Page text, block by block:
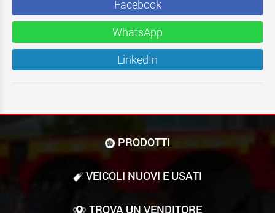
Facebook
WhatsApp
LinkedIn
PRODOTTI
VEICOLI NUOVI E USATI
TROVA UN VENDITORE